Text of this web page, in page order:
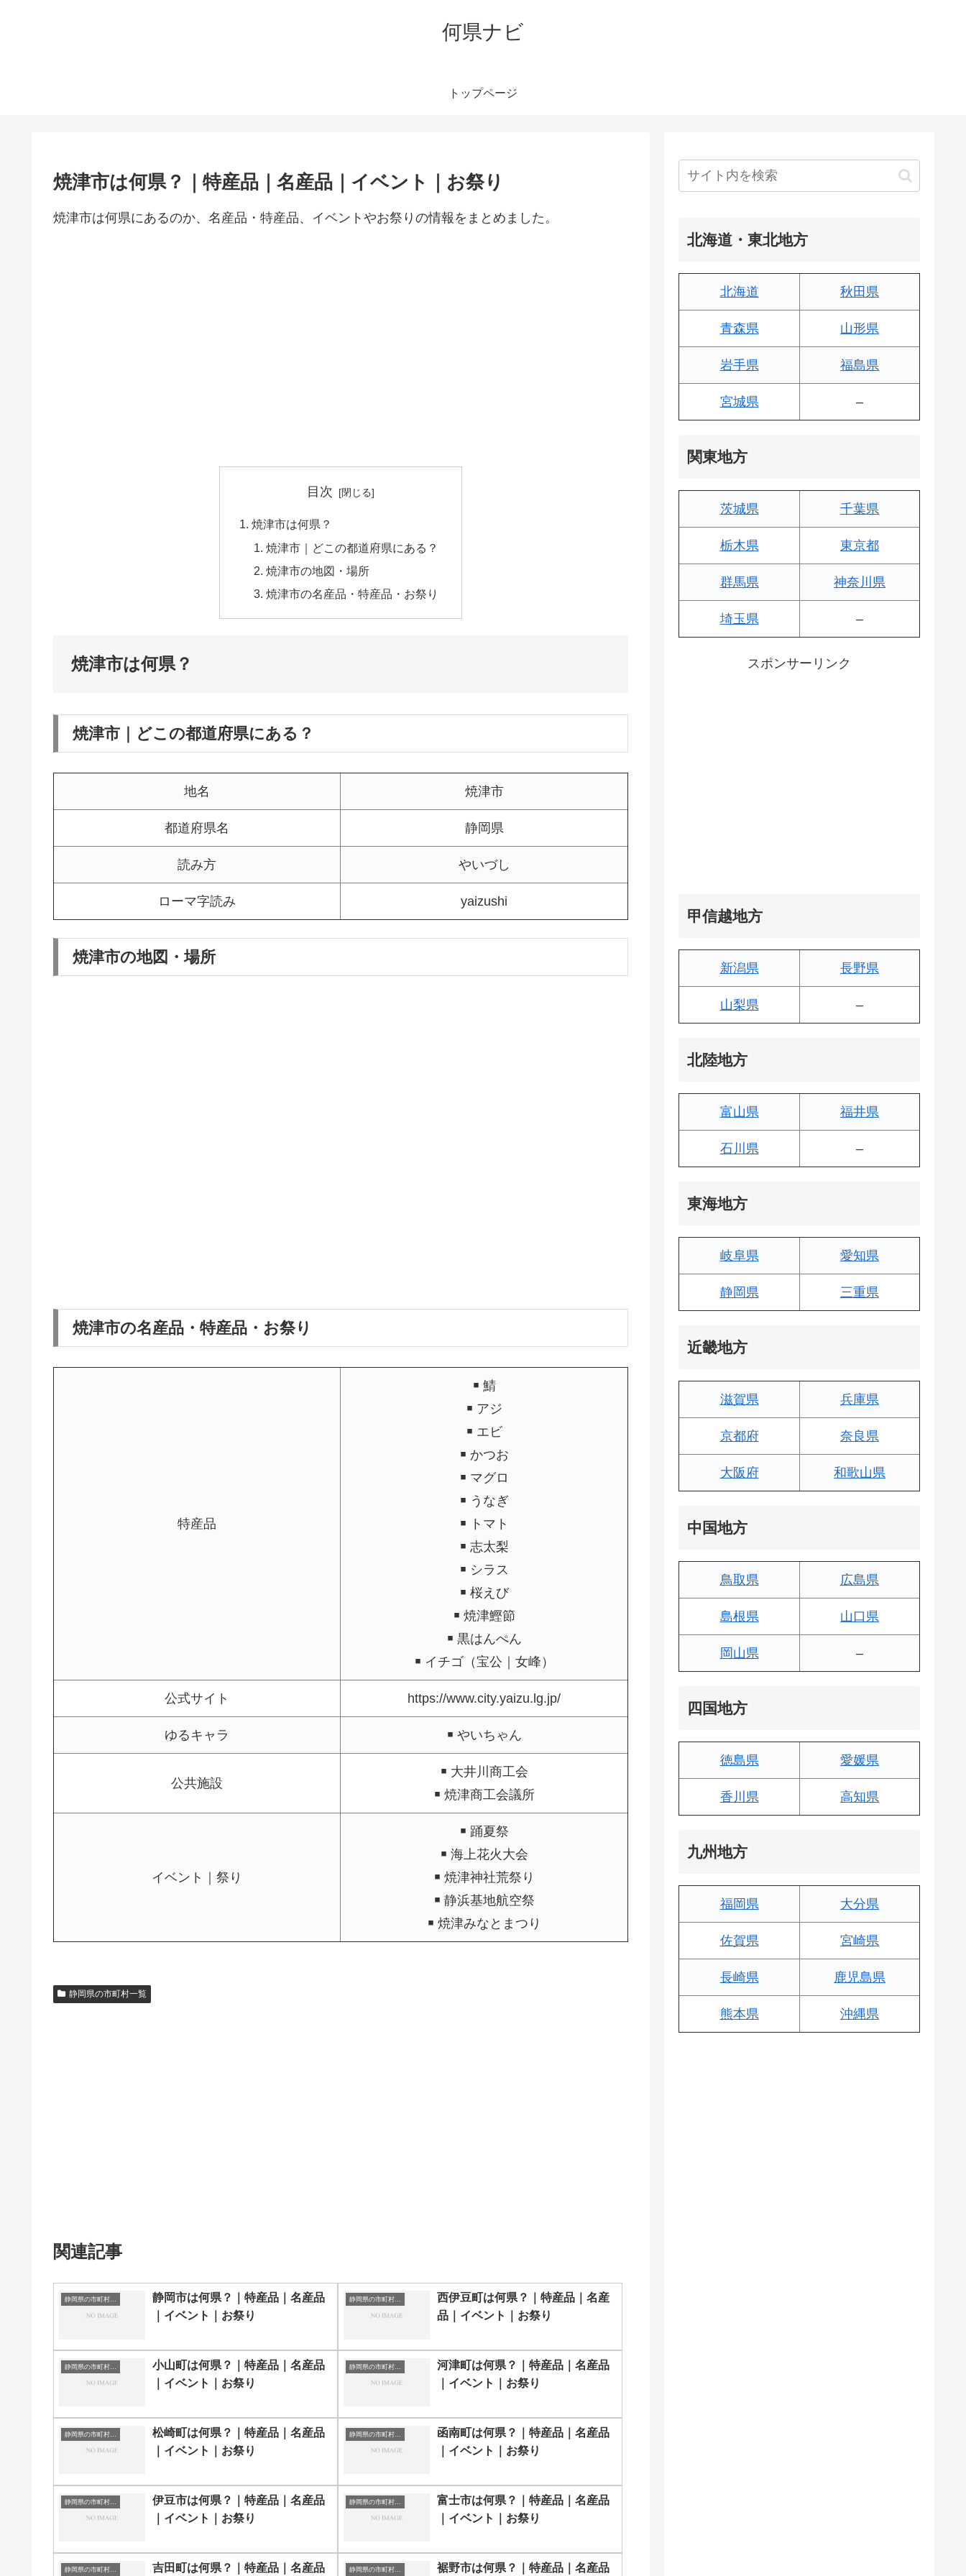
何県ナビ
トップページ
焼津市は何県？｜特産品｜名産品｜イベント｜お祭り
焼津市は何県にあるのか、名産品・特産品、イベントやお祭りの情報をまとめました。
目次
焼津市は何県？
焼津市｜どこの都道府県にある？
焼津市の地図・場所
焼津市の名産品・特産品・お祭り
焼津市は何県？
焼津市｜どこの都道府県にある？
地名 焼津市
都道府県名 静岡県
読み方 やいづし
ローマ字読み yaizushi
焼津市の地図・場所
焼津市の名産品・特産品・お祭り
特産品
￭ 鯖
￭ アジ
￭ エビ
￭ かつお
￭ マグロ
￭ うなぎ
￭ トマト
￭ 志太梨
￭ シラス
￭ 桜えび
￭ 焼津鰹節
￭ 黒はんぺん
￭ イチゴ（宝公｜女峰）
公式サイト https://www.city.yaizu.lg.jp/
ゆるキャラ ￭ やいちゃん
公共施設
￭ 大井川商工会
￭ 焼津商工会議所
イベント｜祭り
￭ 踊夏祭
￭ 海上花火大会
￭ 焼津神社荒祭り
￭ 静浜基地航空祭
￭ 焼津みなとまつり
静岡県の市町村一覧
関連記事
静岡県の市町村一覧
静岡市は何県？｜特産品｜名産品
｜イベント｜お祭り
静岡県の市町村一覧
西伊豆町は何県？｜特産品｜名産
品｜イベント｜お祭り
静岡県の市町村一覧
小山町は何県？｜特産品｜名産品
｜イベント｜お祭り
静岡県の市町村一覧
河津町は何県？｜特産品｜名産品
｜イベント｜お祭り
静岡県の市町村一覧
松崎町は何県？｜特産品｜名産品
｜イベント｜お祭り
静岡県の市町村一覧
函南町は何県？｜特産品｜名産品
｜イベント｜お祭り
静岡県の市町村一覧
伊豆市は何県？｜特産品｜名産品
｜イベント｜お祭り
静岡県の市町村一覧
富士市は何県？｜特産品｜名産品
｜イベント｜お祭り
静岡県の市町村一覧 吉田町は何県？｜特産品｜名産品 静岡県の市町村一覧 裾野市は何県？｜特産品｜名産品
北海道・東北地方
北海道 秋田県
青森県 山形県
岩手県 福島県
宮城県 –
関東地方
茨城県 千葉県
栃木県 東京都
群馬県 神奈川県
埼玉県 –
スポンサーリンク
甲信越地方
新潟県 長野県
山梨県 –
北陸地方
富山県 福井県
石川県 –
東海地方
岐阜県 愛知県
静岡県 三重県
近畿地方
滋賀県 兵庫県
京都府 奈良県
大阪府 和歌山県
中国地方
鳥取県 広島県
島根県 山口県
岡山県 –
四国地方
徳島県 愛媛県
香川県 高知県
九州地方
福岡県 大分県
佐賀県 宮崎県
長崎県 鹿児島県
熊本県 沖縄県